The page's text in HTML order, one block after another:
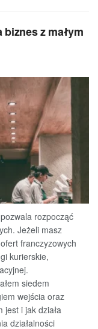
biznes z małym
rozpocząć
Jeżeli masz
franczyzowych
kurierskie,
siedem
wejścia oraz
jest i jak działa
działalności